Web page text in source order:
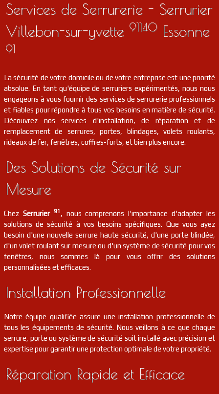
serrurier
91 Congerville-thionville FR 91740
serrurier 91 Saintry-sur-seine FR 91250
Fontenay-le-vicomte
serrurier 91 La ferté-alais FR 91590
Services de Serrurerie - Serrurier
Villebon-sur-yvette 91140 Essonne
91
La sécurité de votre domicile ou de votre entreprise est une priorité
absolue. En tant qu'équipe de serruriers expérimentés, nous nous
engageons à vous fournir des services de serrurerie professionnels
et fiables pour répondre à tous vos besoins en matière de sécurité.
Découvrez nos services d'installation, de réparation et de
remplacement de serrures, portes, blindages, volets roulants,
rideaux de fer, fenêtres, coffres-forts, et bien plus encore.
Des Solutions de Sécurité sur
Mesure
Chez Serrurier 91 , nous comprenons l'importance d'adapter les
solutions de sécurité à vos besoins spécifiques. Que vous ayez
besoin d'une nouvelle serrure haute sécurité, d'une porte blindée,
d'un volet roulant sur mesure ou d'un système de sécurité pour vos
fenêtres, nous sommes là pour vous offrir des solutions
personnalisées et efficaces.
Installation Professionnelle
Notre équipe qualifiée assure une installation professionnelle de
tous les équipements de sécurité. Nous veillons à ce que chaque
serrure, porte ou système de sécurité soit installé avec précision et
expertise pour garantir une protection optimale de votre propriété.
Réparation Rapide et Efficace